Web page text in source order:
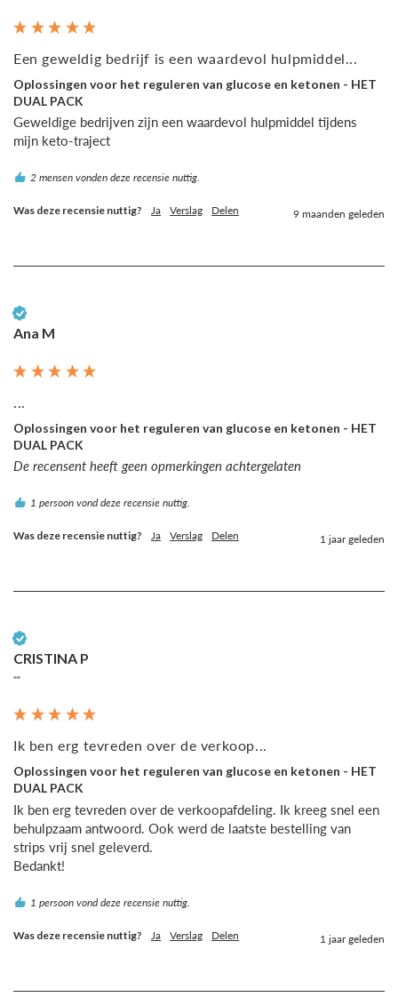
Een geweldig bedrijf is een waardevol hulpmiddel...
Oplossingen voor het reguleren van glucose en ketonen - HET
DUAL PACK
Geweldige bedrijven zijn een waardevol hulpmiddel tijdens
mijn keto-traject
2 mensen vonden deze recensie nuttig.
Was deze recensie nuttig? Ja Verslag Delen 9 maanden geleden
Ana M
...
Oplossingen voor het reguleren van glucose en ketonen - HET
DUAL PACK
De recensent heeft geen opmerkingen achtergelaten
1 persoon vond deze recensie nuttig.
Was deze recensie nuttig? Ja Verslag Delen 1 jaar geleden
CRISTINA P
""
Ik ben erg tevreden over de verkoop...
Oplossingen voor het reguleren van glucose en ketonen - HET
DUAL PACK
Ik ben erg tevreden over de verkoopafdeling. Ik kreeg snel een
behulpzaam antwoord. Ook werd de laatste bestelling van
strips vrij snel geleverd.
Bedankt!
1 persoon vond deze recensie nuttig.
Was deze recensie nuttig? Ja Verslag Delen 1 jaar geleden